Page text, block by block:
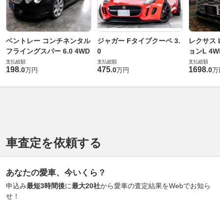
ベントレー コンチネンタル
フライングスパー 6.0 4WD
支払総額
198.0万円
ジャガー Fタイプクーペ 3.
0
支払総額
475.0万円
レクサス
ョンL
支払総額
1698.0万
車査定を依頼する
あなたの愛車、今いくら？
申込み最短3時間後に最大20社から愛車の査定結果をWebでお知ら
せ！